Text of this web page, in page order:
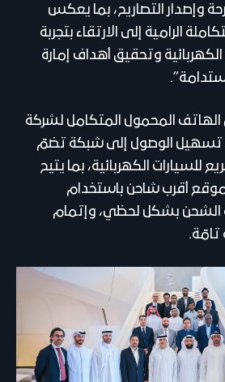
وإصدار التصاريح، بما يعكس
الرامية إلى الارتقاء بتجربة
وتحقيق أهداف إمارة
الهاتف المحمول المتكامل لشركة
الوصول إلى شبكة تضمّ
سريع للسيارات الكهربائية، بما يتيح
أقرب شاحن باستخدام
الشحن بشكل لحظي، وإتمام